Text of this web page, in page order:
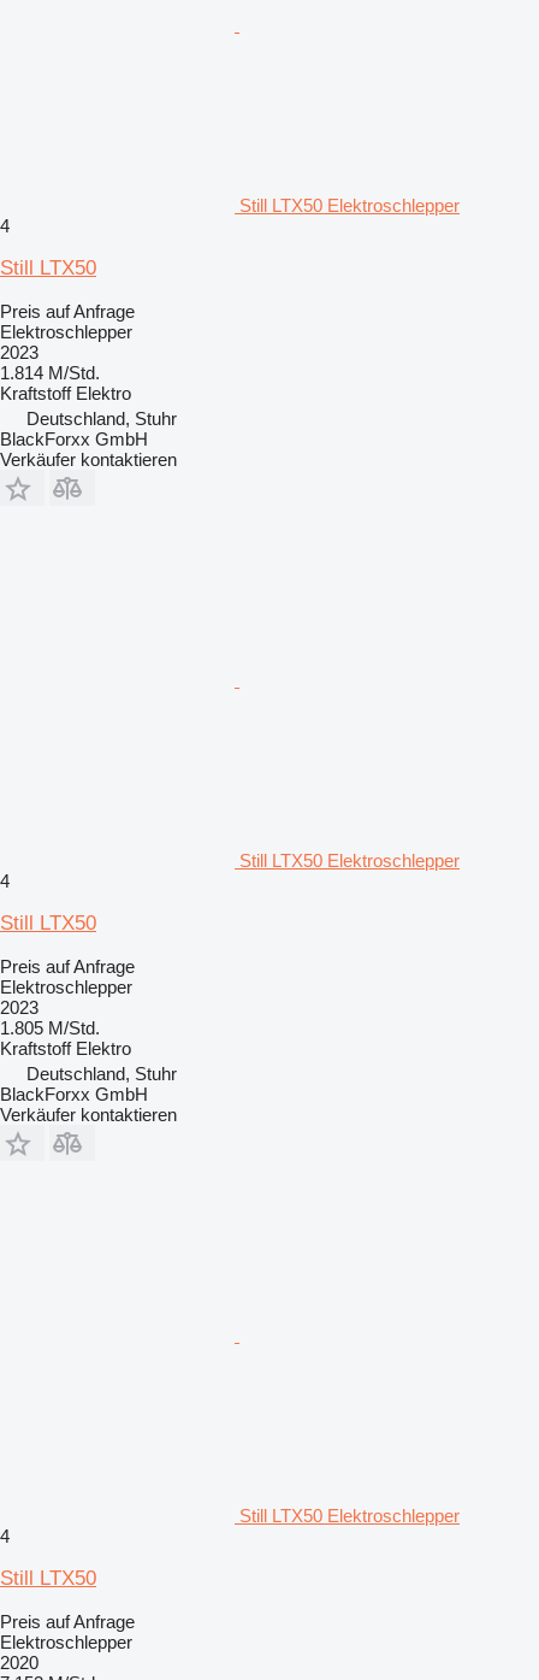
Still LTX50 Elektroschlepper
4
Still LTX50
Preis auf Anfrage
Elektroschlepper
2023
1.814 M/Std.
Kraftstoff Elektro
Deutschland, Stuhr
BlackForxx GmbH
Verkäufer kontaktieren
Still LTX50 Elektroschlepper
4
Still LTX50
Preis auf Anfrage
Elektroschlepper
2023
1.805 M/Std.
Kraftstoff Elektro
Deutschland, Stuhr
BlackForxx GmbH
Verkäufer kontaktieren
Still LTX50 Elektroschlepper
4
Still LTX50
Preis auf Anfrage
Elektroschlepper
2020